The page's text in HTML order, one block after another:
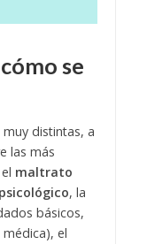
se
distintas, a
las más
maltrato
, la
básicos,
el